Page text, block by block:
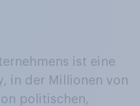
ist eine
in der Millionen von
politischen,